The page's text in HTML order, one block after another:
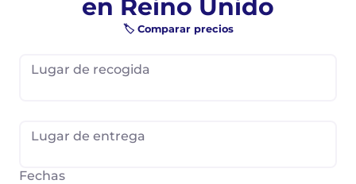
en Reino Unido
🏷️ Comparar precios
Lugar de recogida
Lugar de entrega
Fechas